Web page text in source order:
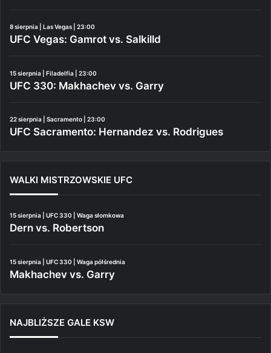
8 sierpnia | Las Vegas | 23:00
UFC Vegas: Gamrot vs. Salkilld
15 sierpnia | Filadelfia | 23:00
UFC 330: Makhachev vs. Garry
22 sierpnia | Sacramento | 23:00
UFC Sacramento: Hernandez vs. Rodrigues
WALKI MISTRZOWSKIE UFC
15 sierpnia | UFC 330 | Waga słomkowa
Dern vs. Robertson
15 sierpnia | UFC 330 | Waga półśrednia
Makhachev vs. Garry
NAJBLIŻSZE GALE KSW